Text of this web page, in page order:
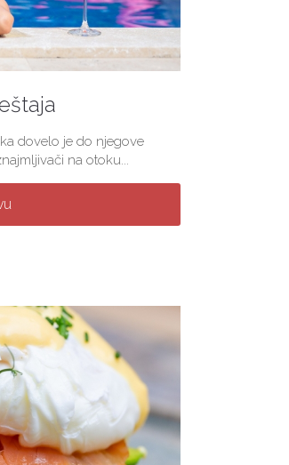
dovelo je do njegove
na otoku...